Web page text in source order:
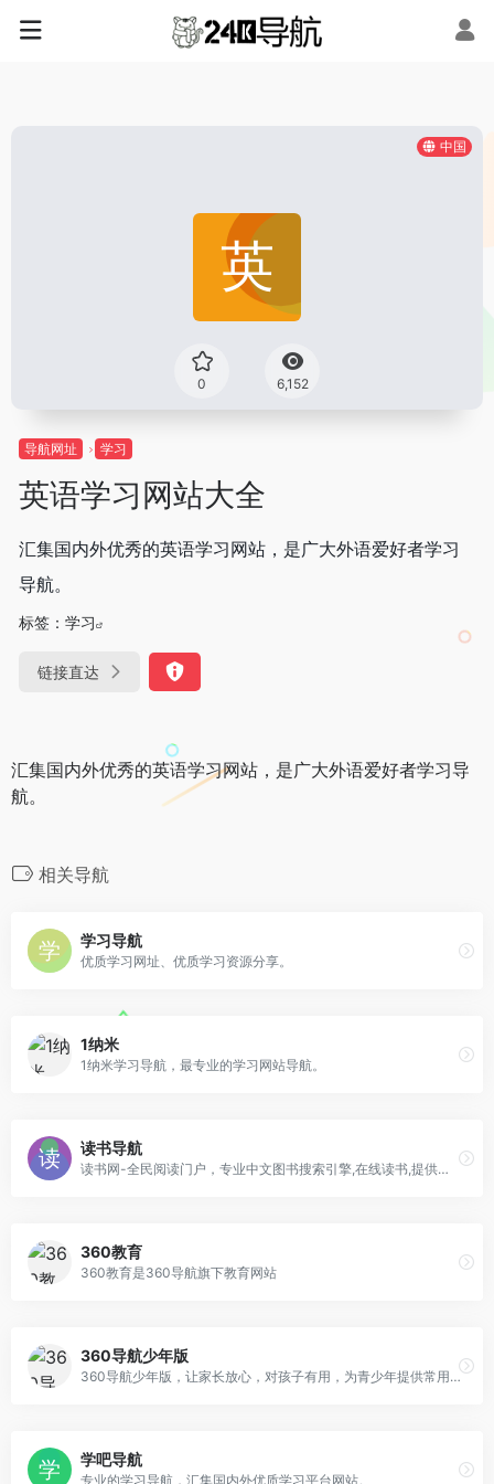
中国
0 6,152
导航网址 学习
英语学习网站大全
汇集国内外优秀的英语学习网站，是广大外语爱好者学习
导航。
标签： 学习
链接直达
汇集国内外优秀的英语学习网站，是广大外语爱好者学习导
航。
相关导航
学习导航
优质学习网址、优质学习资源分享。
1纳米
1纳米学习导航，最专业的学习网站导航。
读书导航
读书网-全民阅读门户，专业中文图书搜索引擎,在线读书,提供各类免费电子书及图书导购服务
360教育
360教育是360导航旗下教育网站
360导航少年版
360导航少年版，让家长放心，对孩子有用，为青少年提供常用网址、有趣的知识问答、有营养的视频、适合孩子的书单、影视节目等丰富且适合青少年的内容服务，搭建健康的青少年网络环境，让孩子的上网变得安全、简单。孩子上网，从360导航少年版开始。
学吧导航
专业的学习导航，汇集国内外优质学习平台网站。